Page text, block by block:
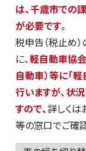
は、千歳市での
が必要です。
税申告（税止め
に、軽自動車協
自動車）等に「
行いますが、状
すので、詳しく
等の窓口でご確